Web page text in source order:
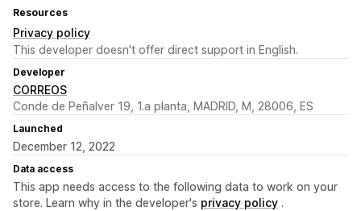
Resources
Privacy policy
This developer doesn't offer direct support in English.
Developer
CORREOS
Conde de Peñalver 19, 1.a planta, MADRID, M, 28006, ES
Launched
December 12, 2022
Data access
This app needs access to the following data to work on your
store. Learn why in the developer's privacy policy .